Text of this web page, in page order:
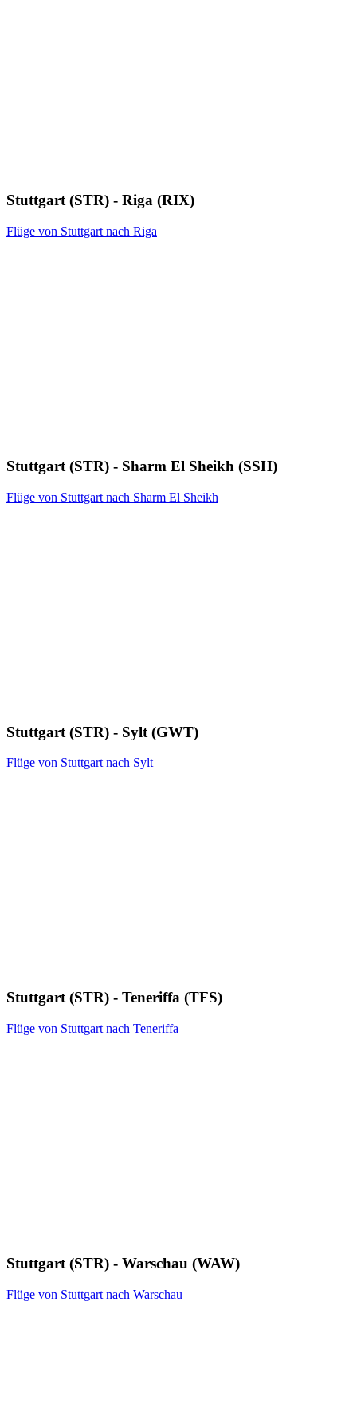
Stuttgart (STR) - Riga (RIX)
Flüge von Stuttgart nach Riga
Stuttgart (STR) - Sharm El Sheikh (SSH)
Flüge von Stuttgart nach Sharm El Sheikh
Stuttgart (STR) - Sylt (GWT)
Flüge von Stuttgart nach Sylt
Stuttgart (STR) - Teneriffa (TFS)
Flüge von Stuttgart nach Teneriffa
Stuttgart (STR) - Warschau (WAW)
Flüge von Stuttgart nach Warschau